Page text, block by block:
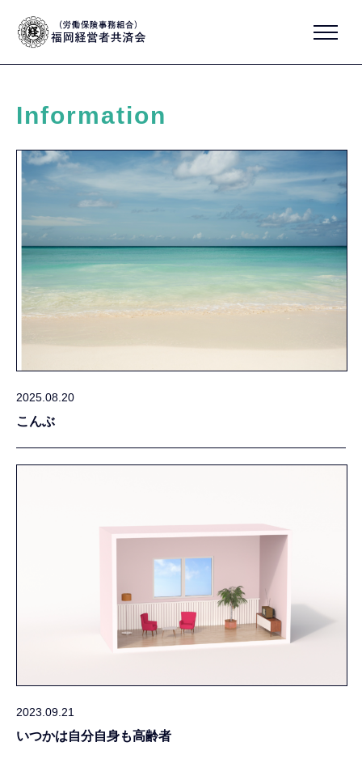
Information
2025.08.20
こんぶ
2023.09.21
いつかは自分自身も高齢者